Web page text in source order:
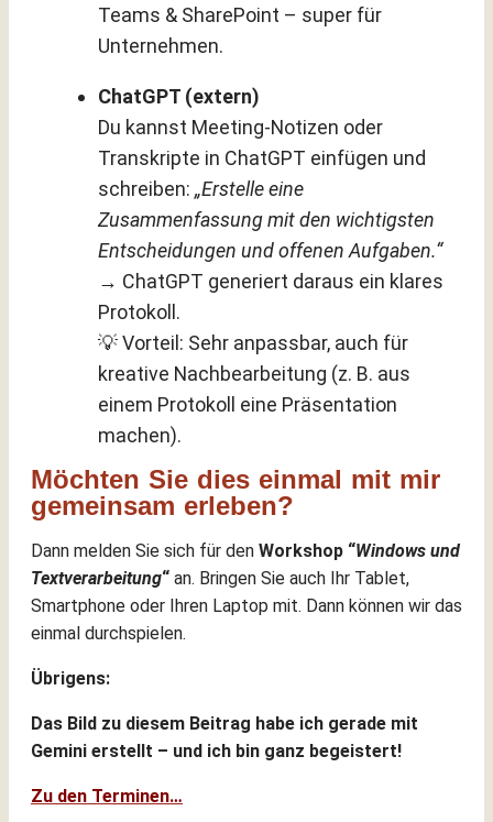
Teams & SharePoint – super für
Unternehmen.
ChatGPT (extern)
Du kannst Meeting-Notizen oder
Transkripte in ChatGPT einfügen und
schreiben:„Erstelle eine
Zusammenfassung mit den wichtigsten
Entscheidungen und offenen Aufgaben.“
→ ChatGPT generiert daraus ein klares
Protokoll.
💡 Vorteil: Sehr anpassbar, auch für
kreative Nachbearbeitung (z. B. aus
einem Protokoll eine Präsentation
machen).
Möchten Sie dies einmal mit mir
gemeinsam erleben?
Dann melden Sie sich für den Workshop “Windows und
Textverarbeitung“ an. Bringen Sie auch Ihr Tablet,
Smartphone oder Ihren Laptop mit. Dann können wir das
einmal durchspielen.
Übrigens:
Das Bild zu diesem Beitrag habe ich gerade mit
Gemini erstellt – und ich bin ganz begeistert!
Zu den Terminen…